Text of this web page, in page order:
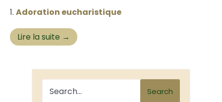
Adoration eucharistique
Lire la suite →
Search